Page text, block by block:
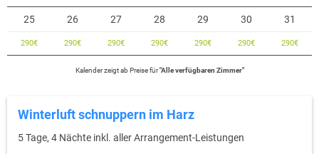
25
290€
26
290€
27
290€
28
290€
29
290€
30
290€
31
290€
Kalender zeigtab Preise für"Alle verfügbaren Zimmer"
Winterluft schnuppern im Harz
5 Tage, 4 Nächte inkl. aller Arrangement-Leistungen